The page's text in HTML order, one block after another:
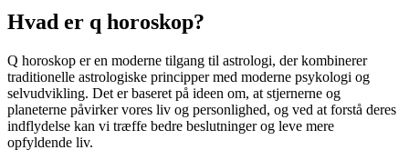
Hvad er q horoskop?
Q horoskop er en moderne tilgang til astrologi, der kombinerer
traditionelle astrologiske principper med moderne psykologi og
selvudvikling. Det er baseret på ideen om, at stjernerne og
planeterne påvirker vores liv og personlighed, og ved at forstå deres
indflydelse kan vi træffe bedre beslutninger og leve mere
opfyldende liv.